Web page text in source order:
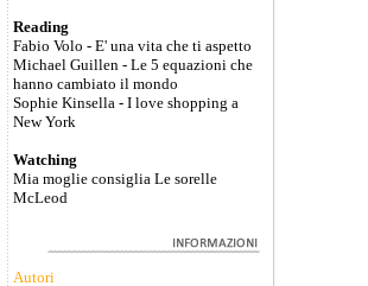
Reading
Fabio Volo - E' una vita che ti aspetto
Michael Guillen - Le 5 equazioni che
hanno cambiato il mondo
Sophie Kinsella - I love shopping a
New York
Watching
Mia moglie consiglia Le sorelle
McLeod
Autori